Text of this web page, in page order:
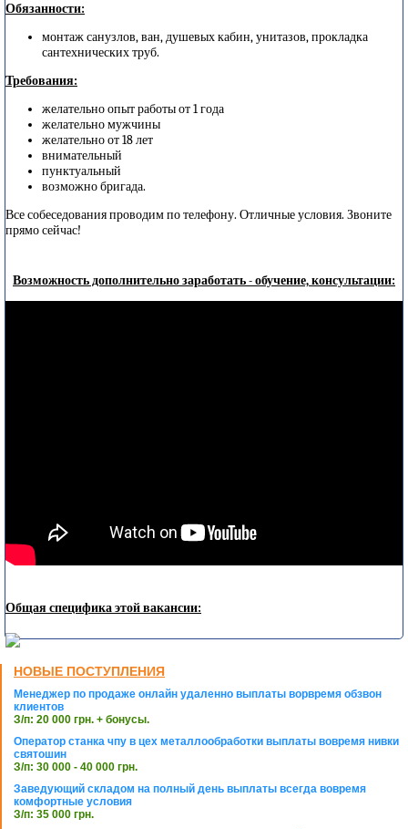
Обязанности:
монтаж санузлов, ван, душевых кабин, унитазов, прокладка
сантехнических труб.
Требования:
желательно опыт работы от 1 года
желательно мужчины
желательно от 18 лет
внимательный
пунктуальный
возможно бригада.
Все собеседования проводим по телефону. Отличные условия. Звоните
прямо сейчас!
Возможность дополнительно заработать - обучение, консультации:
Общая специфика этой вакансии:
НОВЫЕ ПОСТУПЛЕНИЯ
Менеджер по продаже онлайн удаленно выплаты ворвремя обзвон
клиентов
З/п: 20 000 грн. + бонусы.
Оператор станка чпу в цех металлообработки выплаты вовремя нивки
святошин
З/п: 30 000 - 40 000 грн.
Заведующий складом на полный день выплаты всегда вовремя
комфортные условия
З/п: 35 000 грн.